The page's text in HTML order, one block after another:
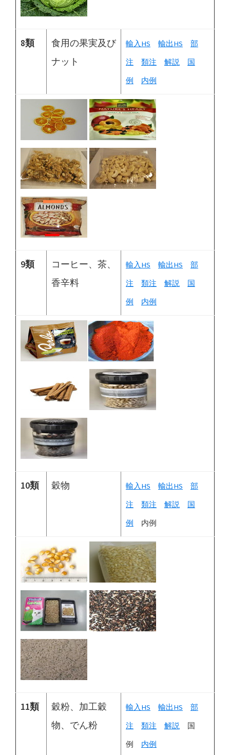
8類
食用の果実及び
ナット
輸入HS 輸出HS
部
注
類注 解説
国
例
内例
9類
コーヒー、茶、
香辛料
輸入HS 輸出HS
部
注
類注 解説
国
例
内例
10類 穀物 輸入HS 輸出HS
部
注
類注 解説
国
例 内例
11類
穀粉、加工穀
物、でん粉
輸入HS 輸出HS
部
注
類注 解説 国
例 内例